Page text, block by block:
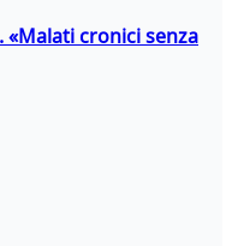
«Malati cronici senza